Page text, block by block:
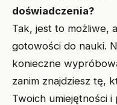
doświadczenia?
Tak, jest to możliwe,
gotowości do nauki.
konieczne
zanim znajdziesz tę,
Twoich umiejętności